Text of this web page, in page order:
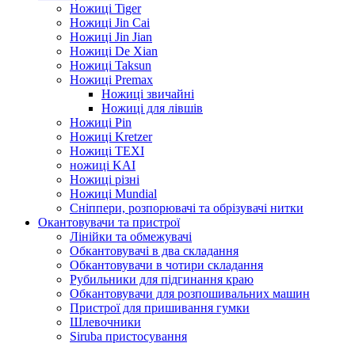
Ножиці Tiger
Ножиці Jin Cai
Ножиці Jin Jian
Ножиці De Xian
Ножиці Taksun
Ножиці Premax
Ножиці звичайні
Ножиці для лівшів
Ножиці Pin
Ножиці Kretzer
Ножиці TEXI
ножиці KAI
Ножиці різні
Ножиці Mundial
Сніппери, розпорювачі та обрізувачі нитки
Окантовувачи та пристрої
Лінійки та обмежувачі
Обкантовувачі в два складання
Обкантовувачи в чотири складання
Рубильники для підгинання краю
Обкантовувачи для розпошивальних машин
Пристрої для пришивання гумки
Шлевочники
Siruba пристосування